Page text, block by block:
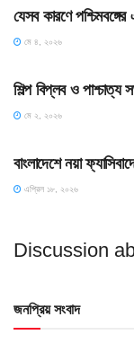
যেসব কারণে
মে ৪, ২০২৬
শিল্প বিপ্লব ও পাশ্চাত্য
মে ২, ২০২৬
বাংলাদেশে নয়া
এপ্রিল ১৮, ২০২৬
Discussion
জনপ্রিয় সংবাদ